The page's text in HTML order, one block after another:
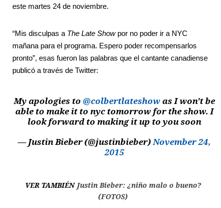
este martes 24 de noviembre.
“Mis disculpas a The Late Showpor no poder ir a NYC
mañana para el programa. Espero poder recompensarlos
pronto”, esas fueron las palabras que el cantante canadiense
publicó a través de Twitter:
My apologies to @colbertlateshowas I won't be
able to make it to nyc tomorrow for the show. I
look forward to making it up to you soon
— Justin Bieber (@justinbieber)November 24,
2015
VER TAMBIÉN Justin Bieber: ¿niño malo o bueno?
(FOTOS)